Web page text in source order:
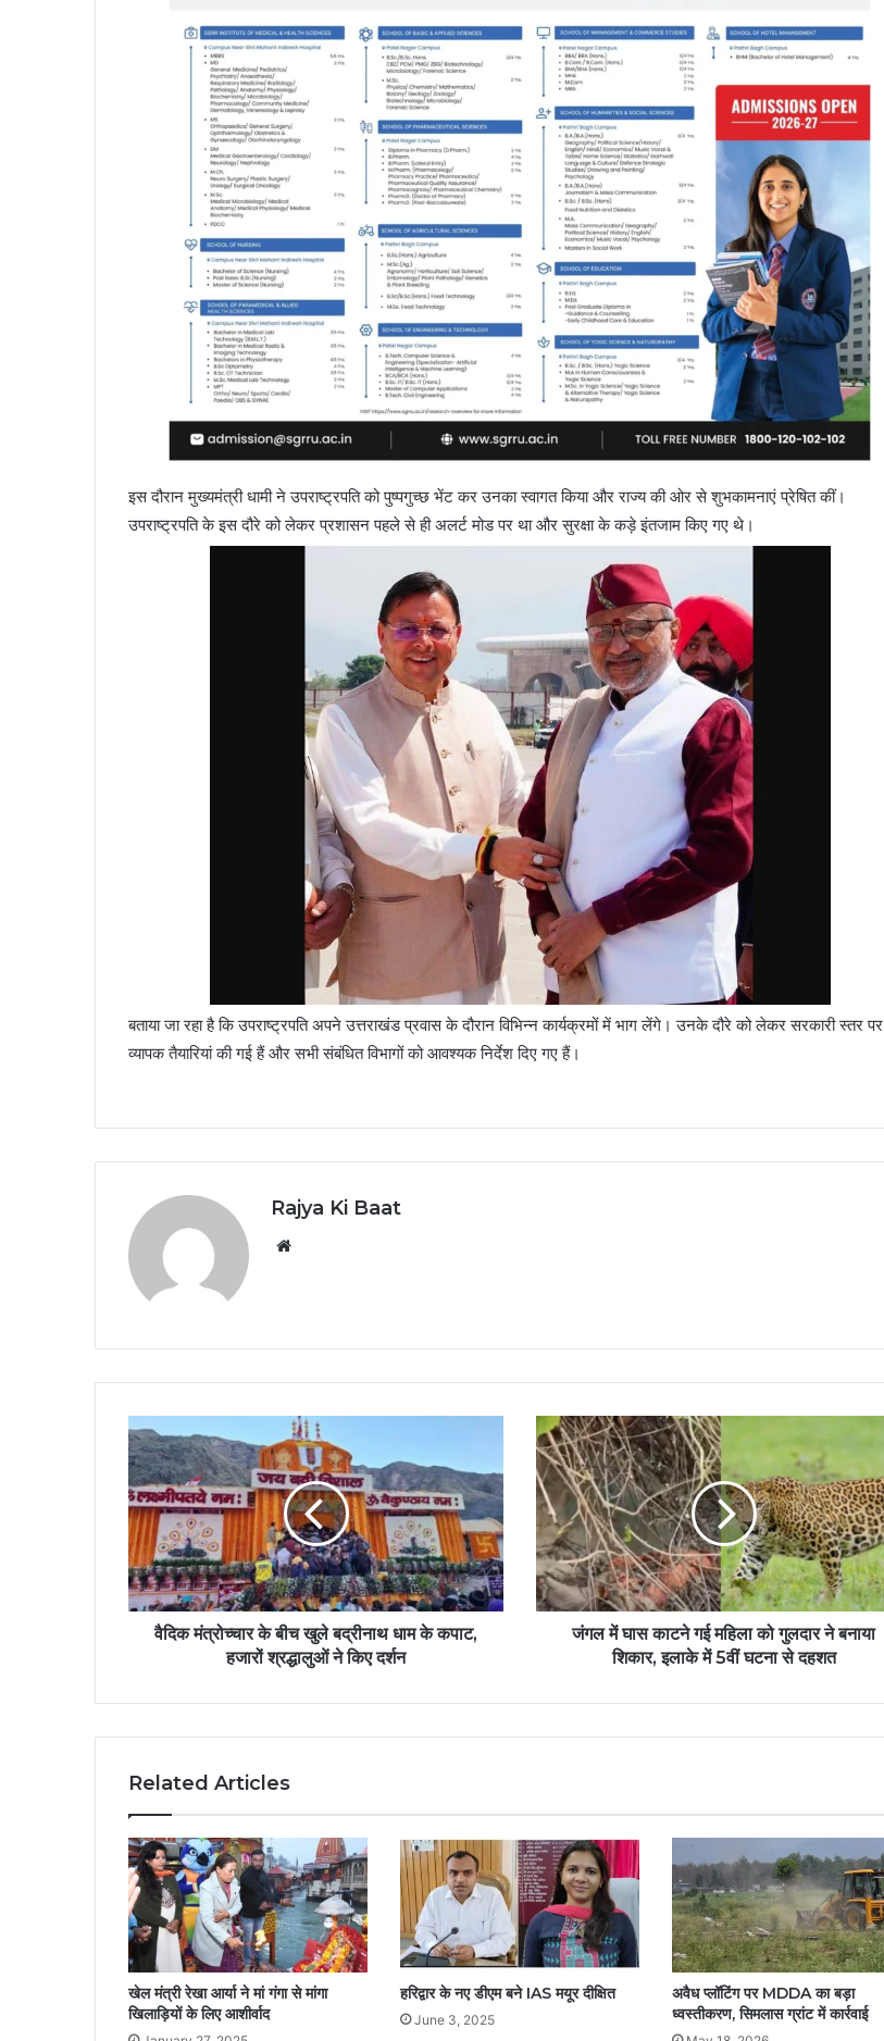
इस दौरान मुख्यमंत्री धामी ने उपराष्ट्रपति को पुष्पगुच्छ भेंट कर उनका स्वागत किया और राज्य की ओर से शुभकामनाएं प्रेषित कीं।
उपराष्ट्रपति के इस दौरे को लेकर प्रशासन पहले से ही अलर्ट मोड पर था और सुरक्षा के कड़े इंतजाम किए गए थे।
बताया जा रहा है कि उपराष्ट्रपति अपने उत्तराखंड प्रवास के दौरान विभिन्न कार्यक्रमों में भाग लेंगे। उनके दौरे को लेकर सरकारी स्तर पर
व्यापक तैयारियां की गई हैं और सभी संबंधित विभागों को आवश्यक निर्देश दिए गए हैं।
Rajya Ki Baat
वैदिक मंत्रोच्चार के बीच खुले बद्रीनाथ धाम के कपाट,
हजारों श्रद्धालुओं ने किए दर्शन
जंगल में घास काटने गई महिला को गुलदार ने बनाया
शिकार, इलाके में 5वीं घटना से दहशत
Related Articles
खेल मंत्री रेखा आर्या ने मां गंगा से मांगा
खिलाड़ियों के लिए आशीर्वाद
हरिद्वार के नए डीएम बने IAS मयूर दीक्षित
June 3, 2025
अवैध प्लॉटिंग पर MDDA का बड़ा
ध्वस्तीकरण, सिमलास ग्रांट में कार्रवाई